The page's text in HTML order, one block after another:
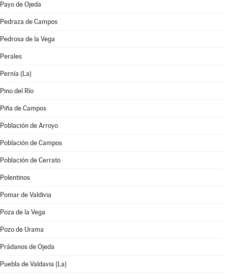
Payo de Ojeda
Pedraza de Campos
Pedrosa de la Vega
Perales
Pernía (La)
Pino del Río
Piña de Campos
Población de Arroyo
Población de Campos
Población de Cerrato
Polentinos
Pomar de Valdivia
Poza de la Vega
Pozo de Urama
Prádanos de Ojeda
Puebla de Valdavia (La)